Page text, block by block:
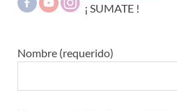
¡ SUMATE !
Nombre (requerido)